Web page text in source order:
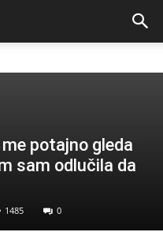
potajno gleda
sam odlučila da
1485 0